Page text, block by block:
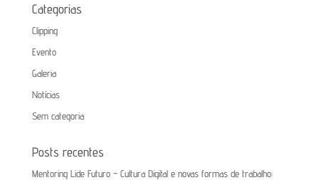
Categorias
Clipping
Evento
Galeria
Notícias
Sem categoria
Posts recentes
Mentoring Lide Futuro – Cultura Digital e novas formas de trabalho: